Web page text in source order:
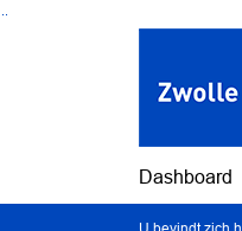
Ga naar de inhoud van deze
Ga naar het zoeken
Ga naar het menu
Dashboard